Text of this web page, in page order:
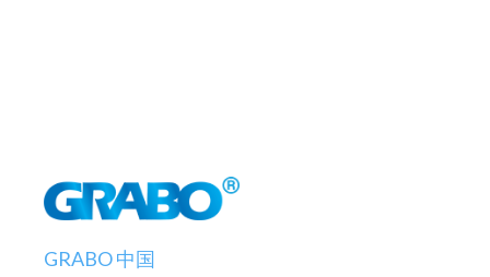
GRABO 中国